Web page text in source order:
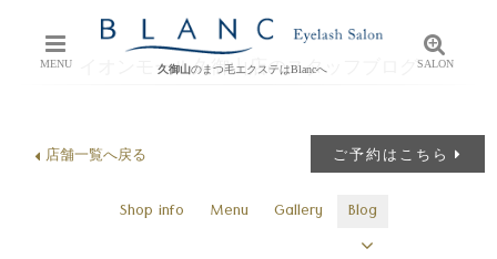
MENU 久御山のまつ毛エクステはBlancへ SALON
イオンモール久御山店のスタッフブログ
ご予約はこちら
店舗一覧へ戻る
Shop info Menu Gallery Blog